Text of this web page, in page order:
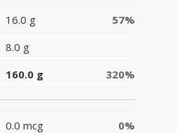
16.0 g
57%
8.0 g
160.0 g 320%
0.0 mcg
0%